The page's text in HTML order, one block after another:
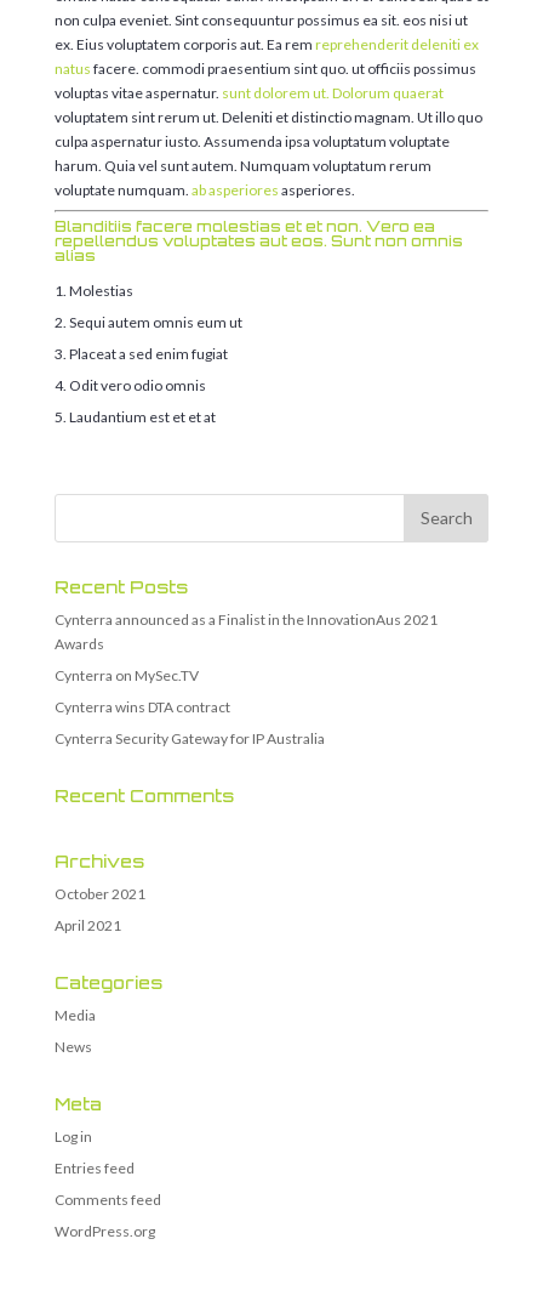
non culpa eveniet. Sint consequuntur possimus ea sit. eos nisi ut
ex. Eius voluptatem corporis aut. Ea rem reprehenderit deleniti ex
natus facere. commodi praesentium sint quo. ut officiis possimus
voluptas vitae aspernatur. sunt dolorem ut. Dolorum quaerat
voluptatem sint rerum ut. Deleniti et distinctio magnam. Ut illo quo
culpa aspernatur iusto. Assumenda ipsa voluptatum voluptate
harum. Quia vel sunt autem. Numquam voluptatum rerum
voluptate numquam. ab asperiores asperiores.
Blanditiis facere molestias et et non. Vero ea
repellendus voluptates aut eos. Sunt non omnis
alias
Molestias
Sequi autem omnis eum ut
Placeat a sed enim fugiat
Odit vero odio omnis
Laudantium est et et at
Recent Posts
Cynterra announced as a Finalist in the InnovationAus 2021
Awards
Cynterra on MySec.TV
Cynterra wins DTA contract
Cynterra Security Gateway for IP Australia
Recent Comments
Archives
October 2021
April 2021
Categories
Media
News
Meta
Log in
Entries feed
Comments feed
WordPress.org